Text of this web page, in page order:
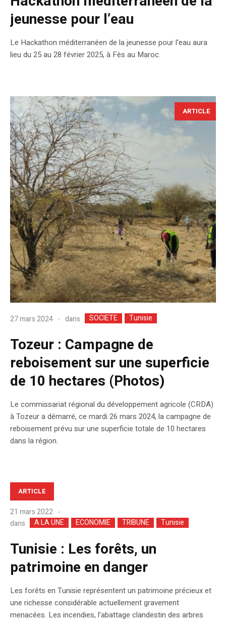
jeunesse pour l’eau
Le Hackathon méditerranéen de la jeunesse pour l’eau aura
lieu du 25 au 28 février 2025, à Fès au Maroc.
ARTICLE
27 mars 2024 dans SOCIETE Tunisie
Tozeur : Campagne de
reboisement sur une superficie
de 10 hectares (Photos)
Le commissariat régional du développement agricole (CRDA)
à Tozeur a démarré, ce mardi 26 mars 2024, la campagne de
reboisement prévu sur une superficie totale de 10 hectares
dans la région.
ARTICLE
21 mars 2022
dans
A LA UNE ECONOMIE TRIBUNE Tunisie
Tunisie : Les forêts, un
patrimoine en danger
Les forêts en Tunisie représentent un patrimoine précieux et
une richesse considérable actuellement gravement
menacées. Les incendies, l’abattage clandestin des arbres